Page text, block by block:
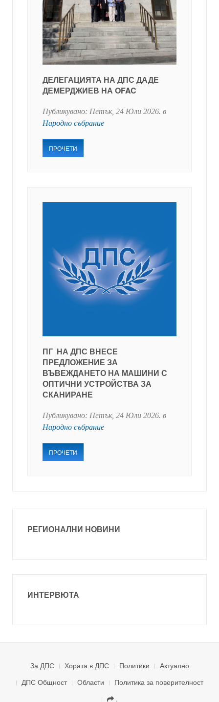
ДЕЛЕГАЦИЯТА НА ДПС ДАДЕ
ДЕМЕРДЖИЕВ НА OFAC
Публикувано: Петък, 24 Юли 2026. в
Народно събрание
ПРОЧЕТИ
ПГ НА ДПС ВНЕСЕ
ПРЕДЛОЖЕНИЕ ЗА
ВЪВЕЖДАНЕТО НА МАШИНИ С
ОПТИЧНИ УСТРОЙСТВА ЗА
СКАНИРАНЕ
Публикувано: Петък, 24 Юли 2026. в
Народно събрание
ПРОЧЕТИ
РЕГИОНАЛНИ НОВИНИ
ИНТЕРВЮТА
За ДПС Хората в ДПС Политики
Актуално
ДПС Общност
Области
Политика за поверителност
.